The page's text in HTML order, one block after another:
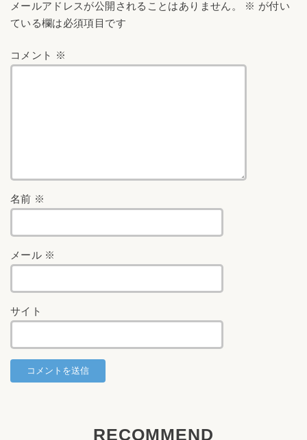
メールアドレスが公開されることはありません。 ※ が付い
ている欄は必須項目です
コメント ※
名前 ※
メール ※
サイト
RECOMMEND